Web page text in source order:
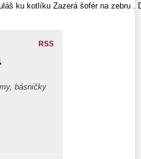
ku kotlíku Zazerá šofér na zebru .
RSS
básničky